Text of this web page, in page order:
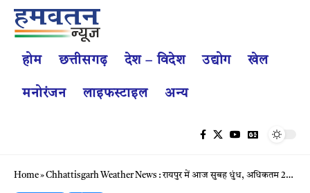
होम छत्तीसगढ़ देश – विदेश उद्योग खेल
मनोरंजन लाइफस्टाइल अन्य
Home»Chhattisgarh Weather News : रायपुर में आज सुबह धुंध, अधिकतम 29 और न्यूनतम 12 डिग्री का अनुमान